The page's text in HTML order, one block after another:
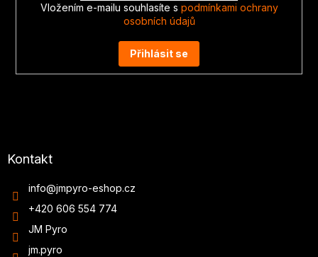
Vložením e-mailu souhlasíte s podmínkami ochrany
osobních údajů
Přihlásit se
Kontakt
info@jmpyro-eshop.cz
+420 606 554 774
JM Pyro
jm.pyro